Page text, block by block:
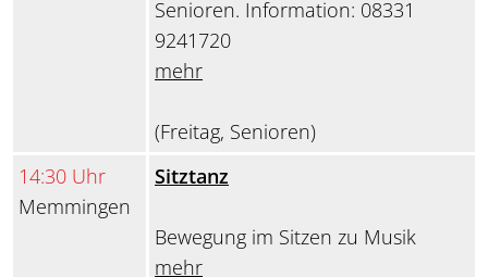
Senioren. Information: 08331
9241720
mehr
(Freitag, Senioren)
14:30 Uhr
Memmingen
Sitztanz
Bewegung im Sitzen zu Musik
mehr